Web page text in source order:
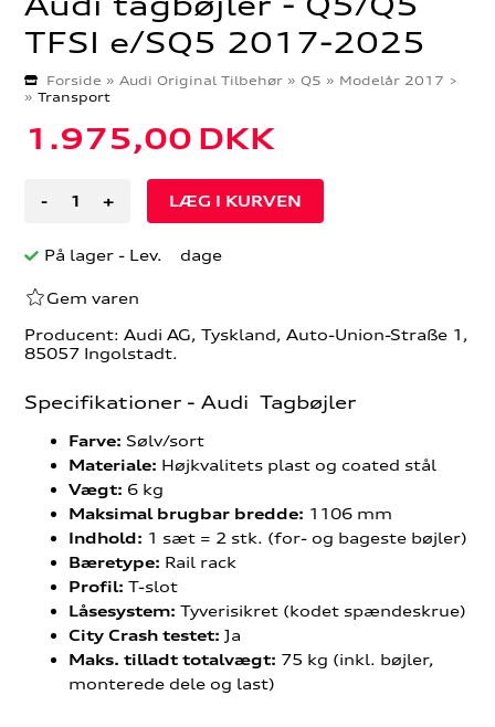
TFSI e/SQ5 2017-2025
Forside »Audi Original Tilbehør » Q5 » Modelår 2017 >
»Transport
1.975,00 DKK
- +
På lager- Lev. dage
Gem varen
Producent: Audi AG, Tyskland, Auto-Union-Straße 1,
85057 Ingolstadt.
Specifikationer - Audi Tagbøjler
Farve: Sølv/sort
Materiale: Højkvalitets plast og coated stål
Vægt: 6 kg
Maksimal brugbar bredde: 1106 mm
Indhold: 1 sæt = 2 stk. (for- og bageste bøjler)
Bæretype: Rail rack
Profil: T-slot
Låsesystem: Tyverisikret (kodet spændeskrue)
City Crash testet: Ja
Maks. tilladt totalvægt: 75 kg (inkl. bøjler,
monterede dele og last)